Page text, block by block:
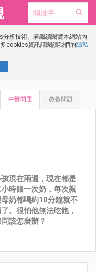
析技術。若繼續閱覽本網站內
cookies資訊請閱讀我們的隱私
中醫問題 教養問題
孩現在兩週，現在都是
小時餵一次奶，每次親
母奶都喝約10分鐘就不
。很怕他無法吃飽，
該怎麼辦？